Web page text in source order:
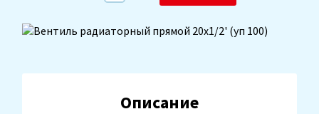
Описание